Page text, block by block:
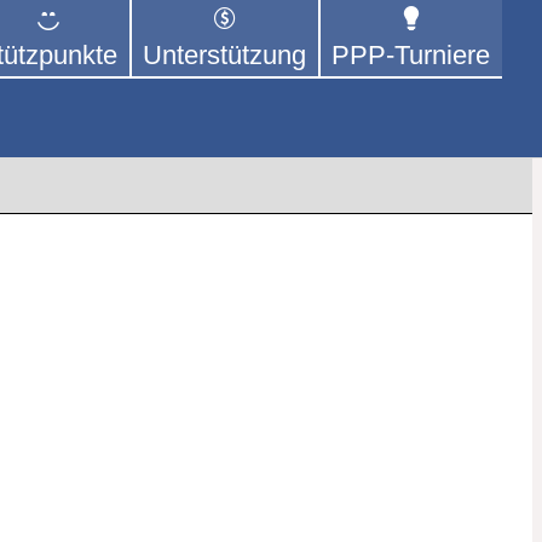
Mittel Tischtennis – überwiegend
Unterstützung PPP-Turniere